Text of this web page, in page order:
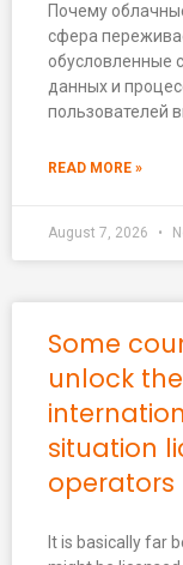
Почему
сфера
обусловленные
данных и
пользователей
READ MORE »
August 7, 2026
Some
unlock
situation
operators
It is basically far